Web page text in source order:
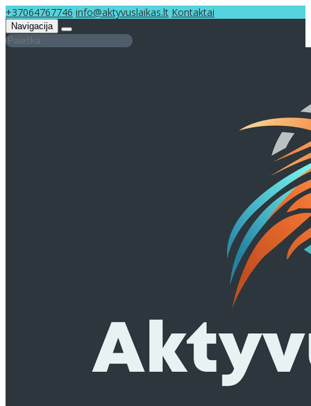
+37064767746 info@aktyvuslaikas.lt Kontaktai
Navigacija